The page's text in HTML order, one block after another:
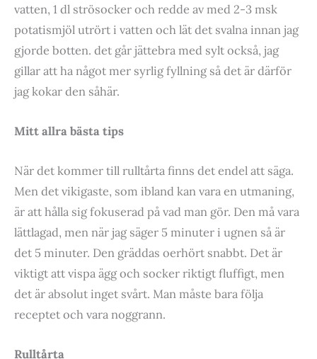
vatten, 1 dl strösocker och redde av med 2-3 msk
potatismjöl utrört i vatten och lät det svalna innan jag
gjorde botten. det går jättebra med sylt också, jag
gillar att ha något mer syrlig fyllning så det är därför
jag kokar den såhär.
Mitt allra bästa tips
När det kommer till rulltårta finns det endel att säga.
Men det vikigaste, som ibland kan vara en utmaning,
är att hålla sig fokuserad på vad man gör. Den må vara
lättlagad, men när jag säger 5 minuter i ugnen så är
det 5 minuter. Den gräddas oerhört snabbt. Det är
viktigt att vispa ägg och socker riktigt fluffigt, men
det är absolut inget svårt. Man måste bara följa
receptet och vara noggrann.
Rulltårta